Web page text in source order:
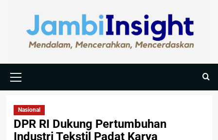
Nasional
DPR RI Dukung Pertumbuhan
Industri Tekstil Padat Karya